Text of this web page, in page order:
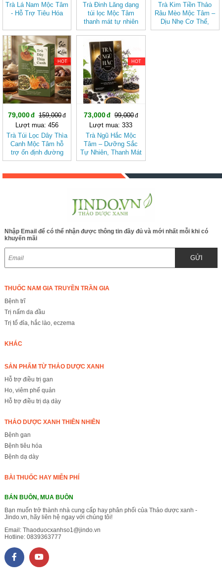
Trà Lá Nam Mộc Tâm
- Hỗ Trợ Tiêu Hóa
Trà Đinh Lăng dạng
túi lọc Mộc Tâm
thanh mát tự nhiên
Trà Kim Tiền Thảo
Râu Mèo Mộc Tâm –
Dịu Nhẹ Cơ Thể,
Thanh Mát Mỗi Ngày
-50%
HOT
79,000
159,000
Lượt mua: 456
Trà Túi Lọc Dây Thìa
Canh Mộc Tâm hỗ
trợ ổn định đường
huyết
HOT
73,000
99,000
Lượt mua: 333
Trà Ngũ Hắc Mộc
Tâm – Dưỡng Sắc
Tự Nhiên, Thanh Mát
Dịu Nhẹ (hộp 20 túi
Nhập Email để có thể nhận được thông tin đầy đủ và mới nhất mỗi khi có
khuyến mãi
GỬI
THUỐC NAM GIA TRUYỀN TRẦN GIA
Bệnh trĩ
Trị nấm da đầu
Trị tổ đỉa, hắc lào, eczema
KHÁC
SẢN PHẨM TỪ THẢO DƯỢC XANH
Hỗ trợ điều trị gan
Ho, viêm phế quản
Hỗ trợ điều trị dạ dày
THẢO DƯỢC XANH THIÊN NHIÊN
Bệnh gan
Bệnh tiêu hóa
Bệnh dạ dày
BÀI THUỐC HAY MIỄN PHÍ
BÁN BUÔN, MUA BUÔN
Bạn muốn trở thành nhà cung cấp hay phân phối của Thảo dược xanh -
Jindo.vn, hãy liên hệ ngay với chúng tôi!
Email: Thaoduocxanhso1@jindo.vn
Hotline: 0839363777